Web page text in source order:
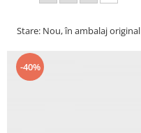
Stare: Nou, în ambalaj original
-40%